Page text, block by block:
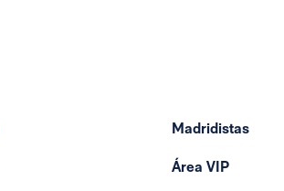
Madridistas
Área VIP